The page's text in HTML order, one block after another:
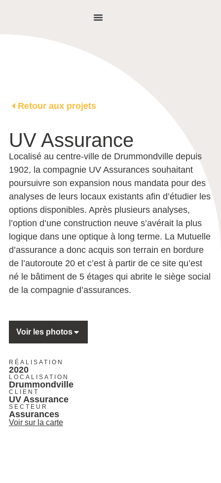
Retour aux projets
UV Assurance
Localisé au centre-ville de Drummondville depuis
1902, la compagnie UV Assurances souhaitant
poursuivre son expansion nous mandata pour des
analyses de leurs locaux existants afin d’étudier les
options disponibles. Après plusieurs analyses,
l’option d’une construction neuve s’avérait la plus
logique dans une optique à long terme. La Mutuelle
d’assurance a donc acquis son terrain en bordure
de l’autoroute 20 et c’est à partir de ce site qu’est
né le bâtiment de 5 étages qui abrite le siège social
de la compagnie d’assurances.
Voir les photos
RÉALISATION
2020
LOCALISATION
Drummondville
CLIENT
UV Assurance
SECTEUR
Assurances
Voir sur la carte